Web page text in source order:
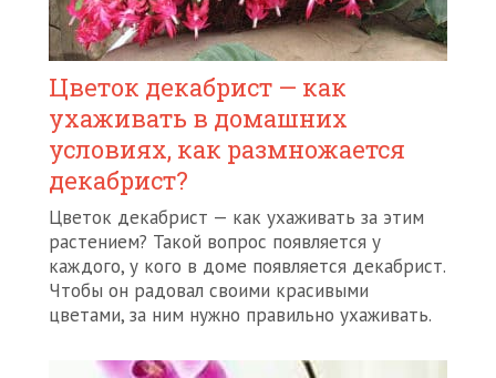
Цветок декабрист — как
ухаживать в домашних
условиях, как размножается
декабрист?
Цветок декабрист — как ухаживать за этим
растением? Такой вопрос появляется у
каждого, у кого в доме появляется декабрист.
Чтобы он радовал своими красивыми
цветами, за ним нужно правильно ухаживать.